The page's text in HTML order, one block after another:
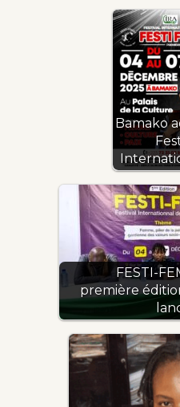
Bamako
FESTI-
première